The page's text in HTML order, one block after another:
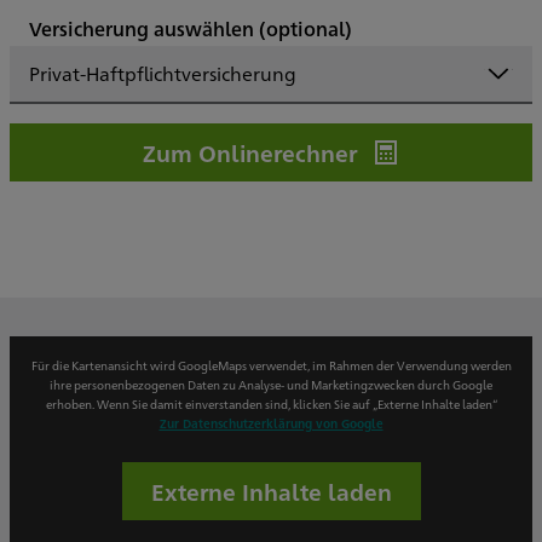
Versicherung auswählen (optional)
Privat-Haftpflichtversicherung
Zum Onlinerechner
Für die Kartenansicht wird GoogleMaps verwendet, im Rahmen der Verwendung werden
ihre personenbezogenen Daten zu Analyse- und Marketingzwecken durch Google
erhoben. Wenn Sie damit einverstanden sind, klicken Sie auf „Externe Inhalte laden“
Zur Datenschutzerklärung von Google
Externe Inhalte laden